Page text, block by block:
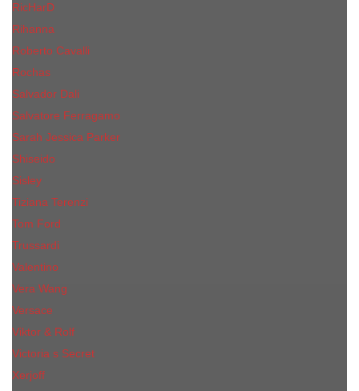
RicHarD
Rihanna
Roberto Cavalli
Rochas
Salvador Dali
Salvatore Ferragamo
Sarah Jessica Parker
Shiseido
Sisley
Tiziana Terenzi
Tom Ford
Trussardi
Valentino
Vera Wang
Versace
Viktor & Rolf
Victoria s Secret
Xerjoff